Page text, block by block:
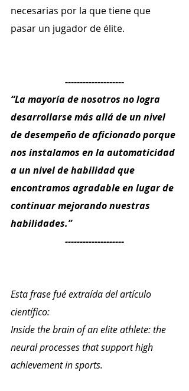
necesarias por la que tiene que
pasar un jugador de élite.
--------------------
“La mayoría de nosotros no logra
desarrollarse más allá de un nivel
de desempeño de aficionado porque
nos instalamos en la automaticidad
a un nivel de habilidad que
encontramos agradable en lugar de
continuar mejorando nuestras
habilidades.”
--------------------
Esta frase fué extraída del artículo
científico:
Inside the brain of an elite athlete: the
neural processes that support high
achievement in sports.